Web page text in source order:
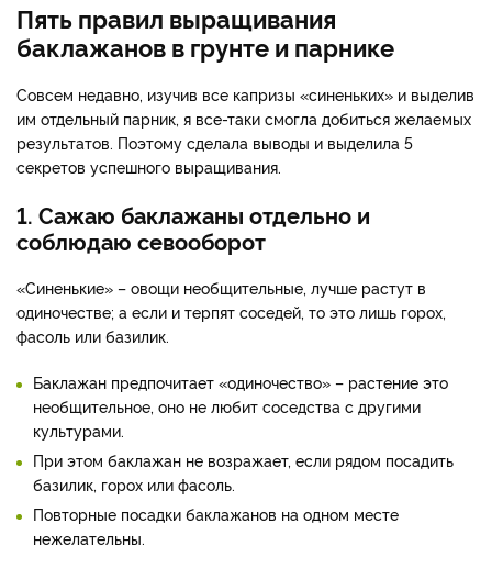
Пять правил выращивания
баклажанов в грунте и парнике
Совсем недавно, изучив все капризы «синеньких» и выделив
им отдельный парник, я все-таки смогла добиться желаемых
результатов. Поэтому сделала выводы и выделила 5
секретов успешного выращивания.
1. Сажаю баклажаны отдельно и
соблюдаю севооборот
«Синенькие» – овощи необщительные, лучше растут в
одиночестве; а если и терпят соседей, то это лишь горох,
фасоль или базилик.
Баклажан предпочитает «одиночество» – растение это
необщительное, оно не любит соседства с другими
культурами.
При этом баклажан не возражает, если рядом посадить
базилик, горох или фасоль.
Повторные посадки баклажанов на одном месте
нежелательны.